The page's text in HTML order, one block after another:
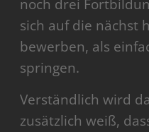
noch drei
sich auf die nächst
bewerben, als
springen.
Verständlich wird
zusätzlich weiß,